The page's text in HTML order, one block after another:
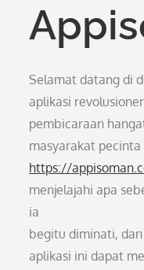
Selamat datang di
aplikasi
pembicaraan
masyarakat
https://
menjelajahi apa
ia
begitu diminati,
aplikasi ini dapat